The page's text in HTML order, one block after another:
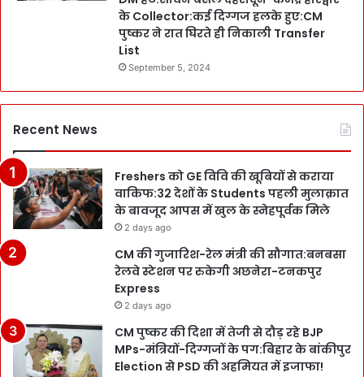
के Collector:कई दिग्गज हलके हुए:CM
पुष्कर ने रात घिरते ही निकाली Transfer
List
September 5, 2024
Recent News
Freshers को GE विवि की खूबियों से कराया
वाकिफ:32 देशों के Students पहली मुलाक़ात
के बावजूद आपस में खुल के स्नेहपूर्वक मिले
2 days ago
CM की गुजारिश-रेल मंत्री की सौगात:बनबसा
रेलवे स्टेशन पर रुकेगी अछनेरा-टनकपुर
Express
2 days ago
CM पुष्कर की दिशा में तेजी से दौड़ रहे BJP
MPs-मंत्रियों-दिग्गजों के पग:बिहार के बांकीपुर
Election से PSD की अहमियत में इजाफा!